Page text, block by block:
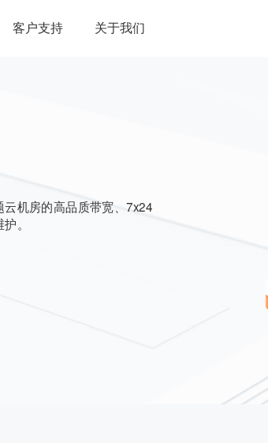
客户支持 关于我们
机房的高品质带宽、7x24
。